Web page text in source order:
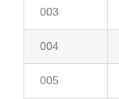
003
004
005